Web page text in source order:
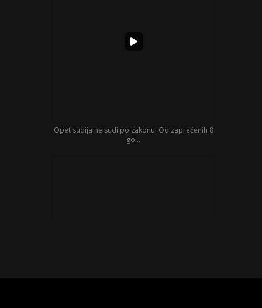
Opet sudija ne sudi po zakonu! Od zaprećenih 8
go...